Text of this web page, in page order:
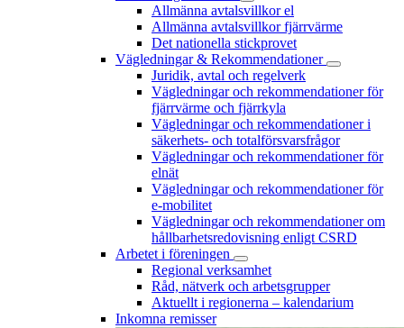
Allmänna avtalsvillkor el
Allmänna avtalsvillkor fjärrvärme
Det nationella stickprovet
Vägledningar & Rekommendationer
Juridik, avtal och regelverk
Vägledningar och rekommendationer för
fjärrvärme och fjärrkyla
Vägledningar och rekommendationer i
säkerhets- och totalförsvarsfrågor
Vägledningar och rekommendationer för
elnät
Vägledningar och rekommendationer för
e-mobilitet
Vägledningar och rekommendationer om
hållbarhetsredovisning enligt CSRD
Arbetet i föreningen
Regional verksamhet
Råd, nätverk och arbetsgrupper
Aktuellt i regionerna – kalendarium
Inkomna remisser